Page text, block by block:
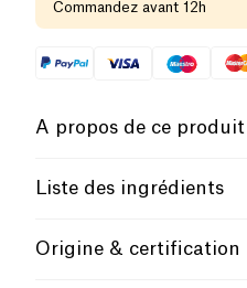
Commandez avant 12h
A propos de ce produit
Commerce Equitable
Transformez votre jardin
Liste des ingrédients
lavande, citron,
Origine & certification